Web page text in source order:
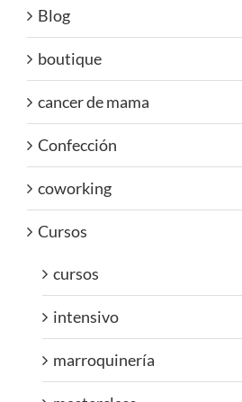
Blog
boutique
cancer de mama
Confección
coworking
Cursos
cursos
intensivo
marroquinería